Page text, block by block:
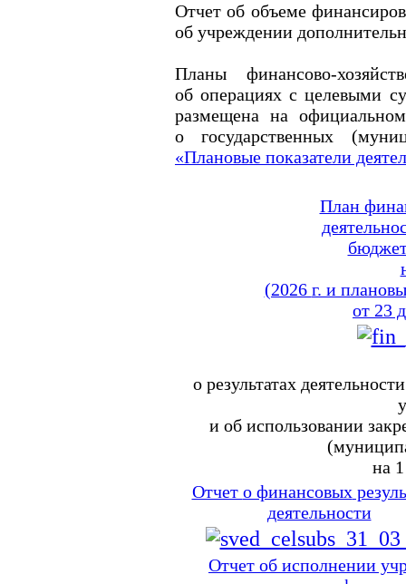
Отчетоб объеме
об учреждении
Планы финансово-
об операциях с целевыми
размещенана официальном
о государственных
«Плановые показатели
План
(2026 г. и
от 23
о результатах
и об использовании
на
Отчет о финансовых
деятельности
Отчет об исполнении